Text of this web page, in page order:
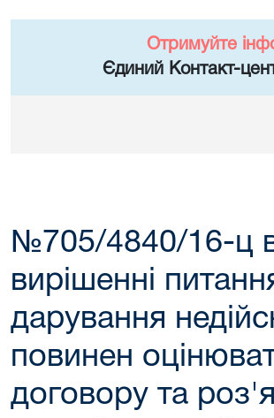
Отримуйте
Єдиний Контакт-
№705/4840/16-ц
вирішенні
дарування
повинен
договору та